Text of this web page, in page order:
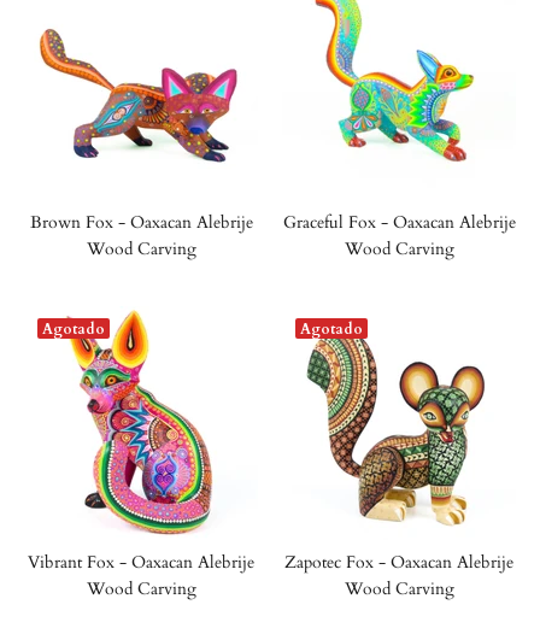
Brown Fox - Oaxacan Alebrije
Wood Carving
Graceful Fox - Oaxacan Alebrije
Wood Carving
Agotado
Vibrant Fox - Oaxacan Alebrije
Wood Carving
Agotado
Zapotec Fox - Oaxacan Alebrije
Wood Carving